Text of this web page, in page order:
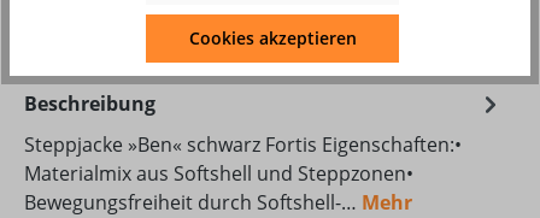
Beschreibung
Steppjacke »Ben« schwarz Fortis Eigenschaften:•
Materialmix aus Softshell und Steppzonen•
Bewegungsfreiheit durch Softshell-… Mehr
Cookies akzeptieren